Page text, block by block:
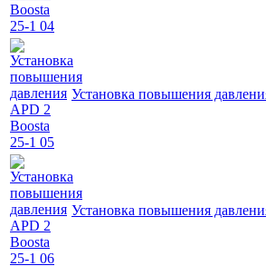
Установка повышения
Установка повышения